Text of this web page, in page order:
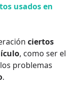
usados en
ciertos
, como ser el
problemas
.